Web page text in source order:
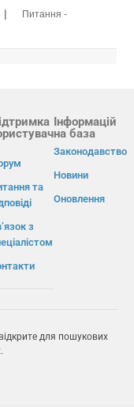
|
Питання -
та
з
Інформацій
на база
Законодавство
Новини
Оновлення
для пошукових
.